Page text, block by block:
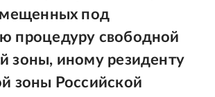
под
процедуру свободной
зоны, иному резиденту
зоны Российской